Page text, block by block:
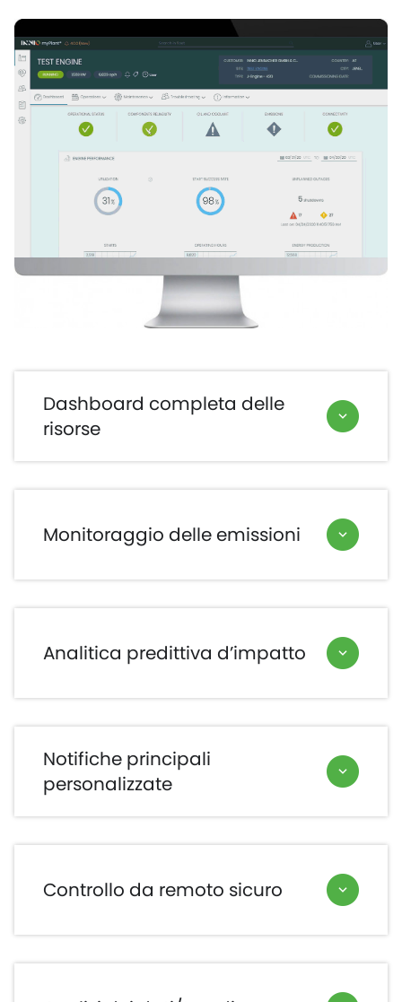
Dashboard completa delle
risorse
Monitoraggio delle emissioni
Analitica predittiva d’impatto
Notifiche principali
personalizzate
Controllo da remoto sicuro